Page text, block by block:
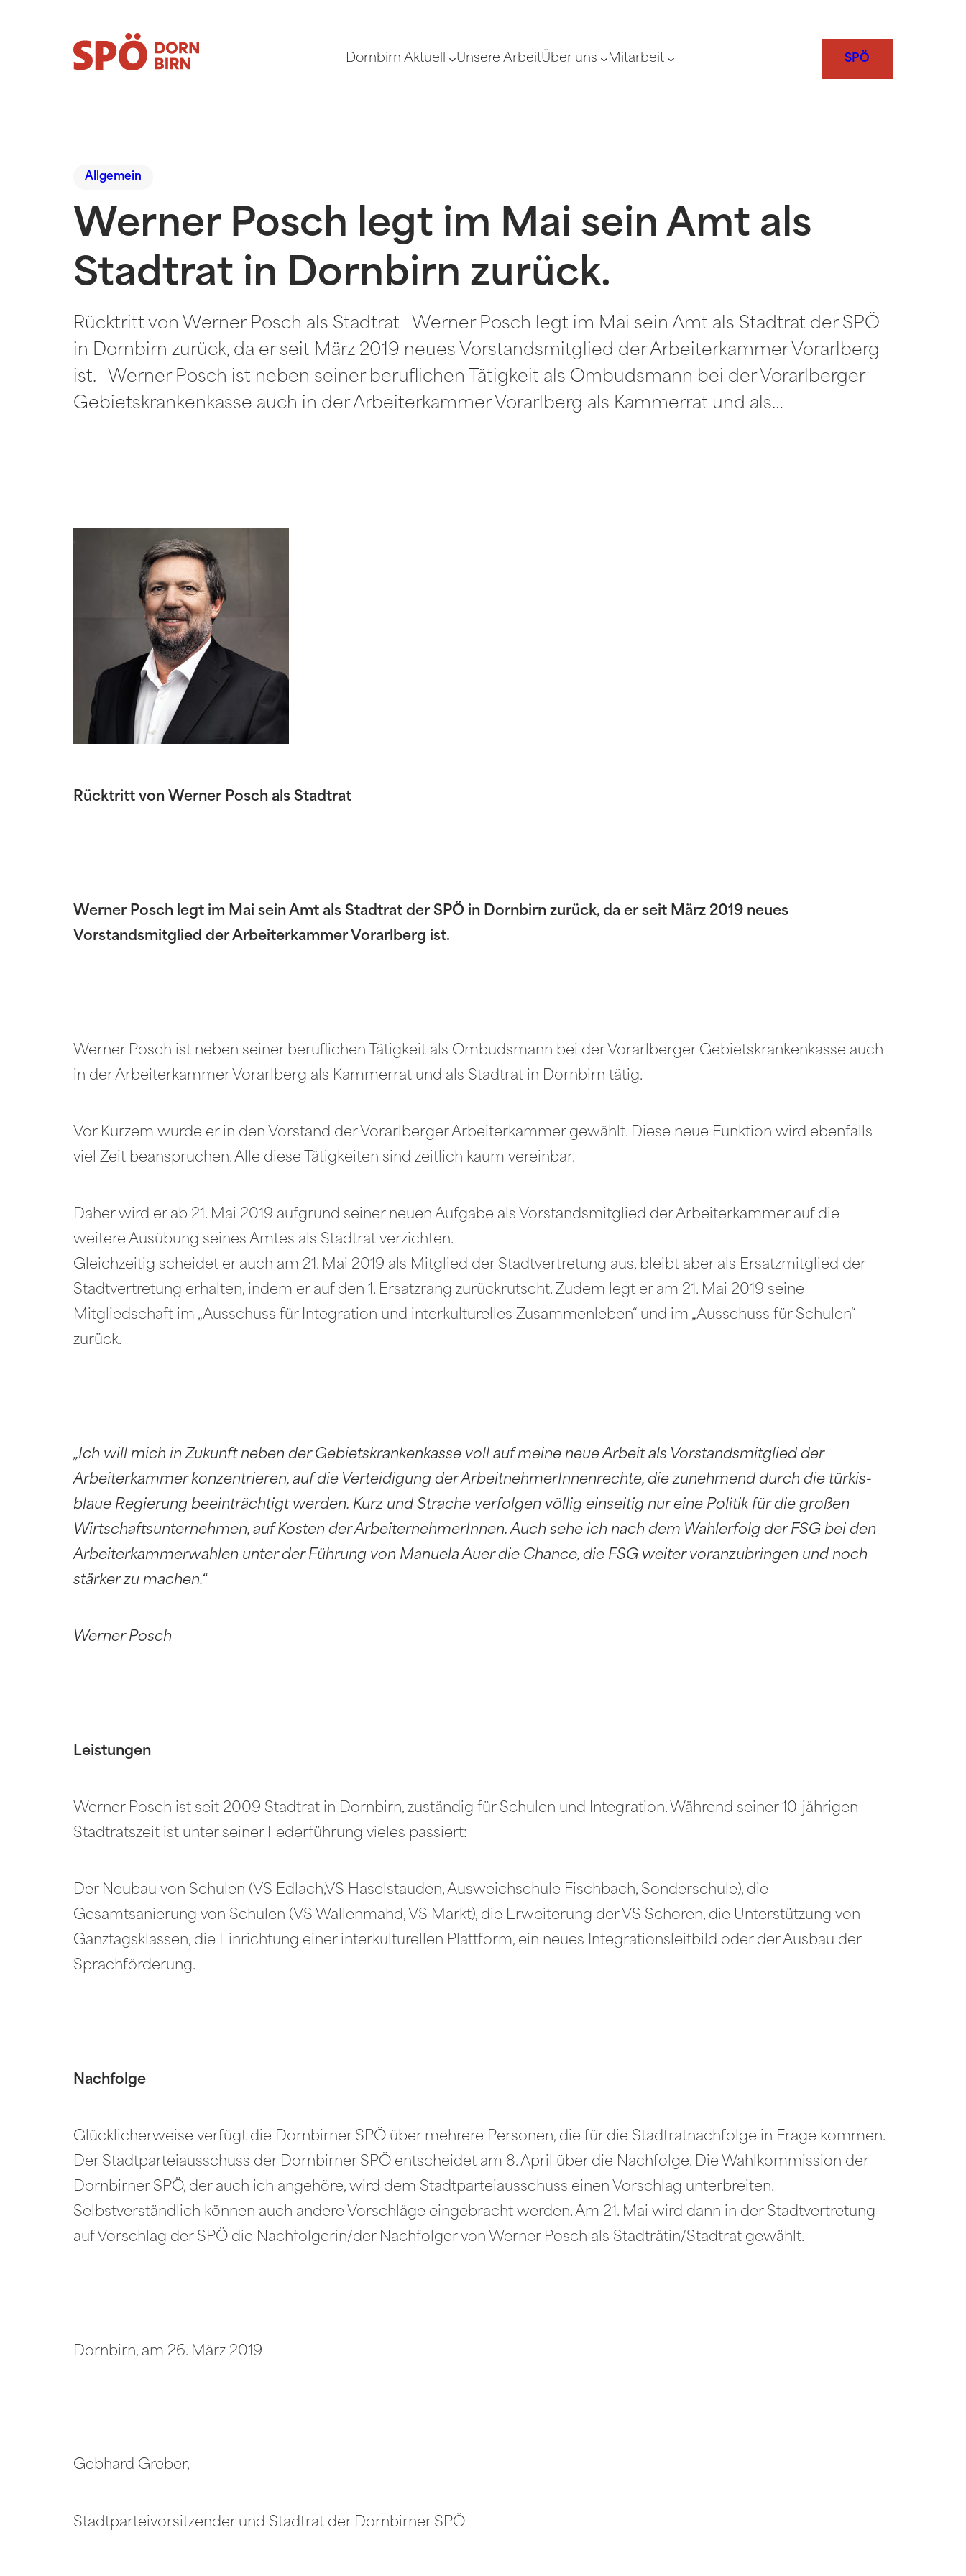
Dornbirn Aktuell Unsere ArbeitÜber uns Mitarbeit SPÖ
Allgemein
Werner Posch legt im Mai sein Amt als
Stadtrat in Dornbirn zurück.
Rücktritt von Werner Posch als Stadtrat Werner Posch legt im Mai sein Amt als Stadtrat der SPÖ
in Dornbirn zurück, da er seit März 2019 neues Vorstandsmitglied der Arbeiterkammer Vorarlberg
ist. Werner Posch ist neben seiner beruflichen Tätigkeit als Ombudsmann bei der Vorarlberger
Gebietskrankenkasse auch in der Arbeiterkammer Vorarlberg als Kammerrat und als…
Rücktritt von Werner Posch als Stadtrat
Werner Posch legt im Mai sein Amt als Stadtrat der SPÖ in Dornbirn zurück, da er seit März 2019 neues
Vorstandsmitglied der Arbeiterkammer Vorarlberg ist.
Werner Posch ist neben seiner beruflichen Tätigkeit als Ombudsmann bei der Vorarlberger Gebietskrankenkasse auch
in der Arbeiterkammer Vorarlberg als Kammerrat und als Stadtrat in Dornbirn tätig.
Vor Kurzem wurde er in den Vorstand der Vorarlberger Arbeiterkammer gewählt. Diese neue Funktion wird ebenfalls
viel Zeit beanspruchen. Alle diese Tätigkeiten sind zeitlich kaum vereinbar.
Daher wird er ab 21. Mai 2019 aufgrund seiner neuen Aufgabe als Vorstandsmitglied der Arbeiterkammer auf die
weitere Ausübung seines Amtes als Stadtrat verzichten.
Gleichzeitig scheidet er auch am 21. Mai 2019 als Mitglied der Stadtvertretung aus, bleibt aber als Ersatzmitglied der
Stadtvertretung erhalten, indem er auf den 1. Ersatzrang zurückrutscht. Zudem legt er am 21. Mai 2019 seine
Mitgliedschaft im „Ausschuss für Integration und interkulturelles Zusammenleben“ und im „Ausschuss für Schulen“
zurück.
„Ich will mich in Zukunft neben der Gebietskrankenkasse voll auf meine neue Arbeit als Vorstandsmitglied der
Arbeiterkammer konzentrieren, auf die Verteidigung der ArbeitnehmerInnenrechte, die zunehmend durch die türkis-
blaue Regierung beeinträchtigt werden. Kurz und Strache verfolgen völlig einseitig nur eine Politik für die großen
Wirtschaftsunternehmen, auf Kosten der ArbeiternehmerInnen. Auch sehe ich nach dem Wahlerfolg der FSG bei den
Arbeiterkammerwahlen unter der Führung von Manuela Auer die Chance, die FSG weiter voranzubringen und noch
stärker zu machen.“
Werner Posch
Leistungen
Werner Posch ist seit 2009 Stadtrat in Dornbirn, zuständig für Schulen und Integration. Während seiner 10-jährigen
Stadtratszeit ist unter seiner Federführung vieles passiert:
Der Neubau von Schulen (VS Edlach,VS Haselstauden, Ausweichschule Fischbach, Sonderschule), die
Gesamtsanierung von Schulen (VS Wallenmahd, VS Markt), die Erweiterung der VS Schoren, die Unterstützung von
Ganztagsklassen, die Einrichtung einer interkulturellen Plattform, ein neues Integrationsleitbild oder der Ausbau der
Sprachförderung.
Nachfolge
Glücklicherweise verfügt die Dornbirner SPÖ über mehrere Personen, die für die Stadtratnachfolge in Frage kommen.
Der Stadtparteiausschuss der Dornbirner SPÖ entscheidet am 8. April über die Nachfolge. Die Wahlkommission der
Dornbirner SPÖ, der auch ich angehöre, wird dem Stadtparteiausschuss einen Vorschlag unterbreiten.
Selbstverständlich können auch andere Vorschläge eingebracht werden. Am 21. Mai wird dann in der Stadtvertretung
auf Vorschlag der SPÖ die Nachfolgerin/der Nachfolger von Werner Posch als Stadträtin/Stadtrat gewählt.
Dornbirn, am 26. März 2019
Gebhard Greber,
Stadtparteivorsitzender und Stadtrat der Dornbirner SPÖ